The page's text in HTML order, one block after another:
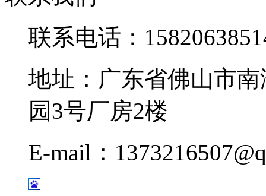
联系电话：
地址：广东省佛山市
园3号厂房2楼
E-mail：